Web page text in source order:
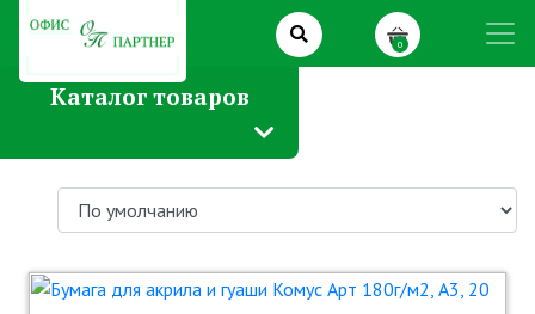
0
Каталог товаров